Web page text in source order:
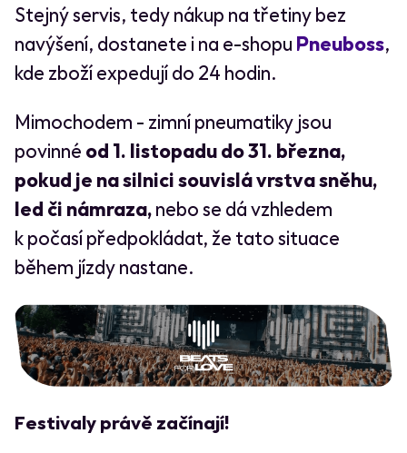
Stejný servis, tedy nákup na třetiny bez
navýšení, dostanete i na e-shopu Pneuboss,
kde zboží expedují do 24 hodin.
Mimochodem - zimní pneumatiky jsou
povinné od 1. listopadu do 31. března,
pokud je na silnici souvislá vrstva sněhu,
led či námraza,nebo se dá vzhledem
k počasí předpokládat, že tato situace
během jízdy nastane.
Festivaly právě začínají!